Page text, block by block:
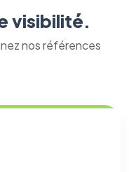
visibilité.
nos références